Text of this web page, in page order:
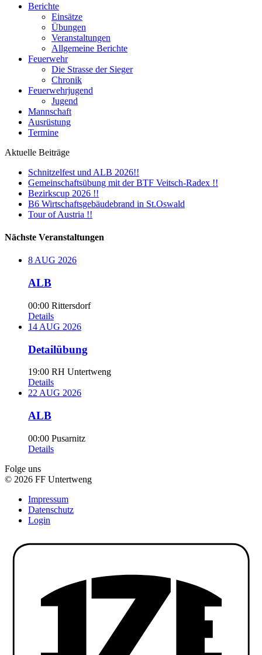
Berichte
Einsätze
Übungen
Veranstaltungen
Allgemeine Berichte
Feuerwehr
Die Strasse der Sieger
Chronik
Feuerwehrjugend
Jugend
Mannschaft
Ausrüstung
Termine
Aktuelle Beiträge
Schnitzelfest und ALB 2026!!
Gemeinschaftsübung mit der BTF Veitsch-Radex !!
Bezirkscup 2026 !!
B6 Wirtschaftsgebäudebrand in St.Oswald
Tour of Austria !!
Nächste Veranstaltungen
8AUG 2026
ALB
00:00 Rittersdorf
Details
14 AUG 2026
Detailübung
19:00 RH Untertweng
Details
22 AUG 2026
ALB
00:00 Pusarnitz
Details
Folge uns
© 2026 FF Untertweng
Impressum
Datenschutz
Login